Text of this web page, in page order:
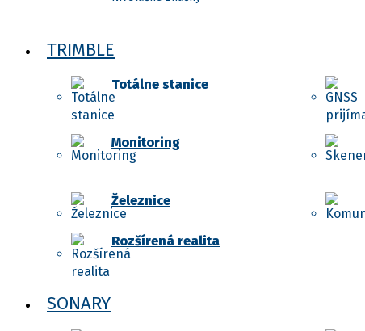
TRIMBLE
Totálne stanice
Monitoring
Železnice
Rozšírená realita
SONARY